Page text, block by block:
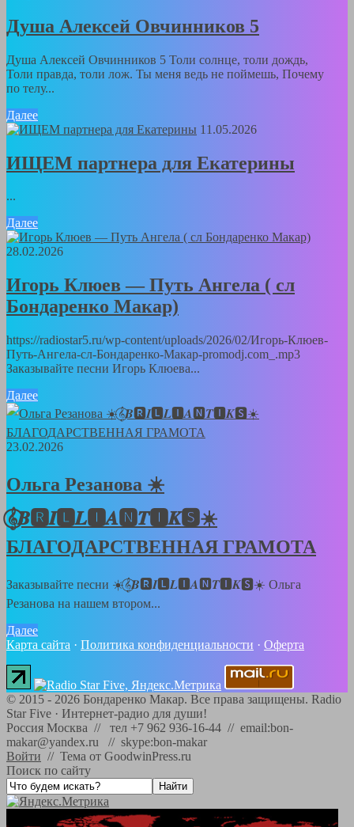
Душа Алексей Овчинников 5
Душа Алексей Овчинников 5 Толи солнце, толи дождь,
Толи правда, толи лож. Ты меня ведь не поймешь, Почему
по телу...
Далее
11.05.2026
ИЩЕМ партнера для Екатерины
...
Далее
28.02.2026
Игорь Клюев — Путь Ангела ( сл
Бондаренко Макар)
https://radiostar5.ru/wp-content/uploads/2026/02/Игорь-Клюев-
Путь-Ангела-сл-Бондаренко-Макар-promodj.com_.mp3
Заказывайте песни Игорь Клюева...
Далее
23.02.2026
Ольга Резанова ☀️
𝄞⃝𝑩🆁𝑰🅻𝑳🅸𝑨🅽𝑻🅸𝑲🆂☀️
БЛАГОДАРСТВЕННАЯ ГРАМОТА
Заказывайте песни ☀️𝄞⃝𝑩🆁𝑰🅻𝑳🅸𝑨🅽𝑻🅸𝑲🆂☀️ Ольга
Резанова на нашем втором...
Далее
Карта сайта · Политика конфиденциальности · Оферта
© 2015 - 2026 Бондаренко Макар. Все права защищены. Radio
Star Five · Интернет-радио для души!
Россия Москва // тел +7 962 936-16-44 // email:bon-
makar@yandex.ru // skype:bon-makar
Войти // Тема от GoodwinPress.ru
Поиск по сайту